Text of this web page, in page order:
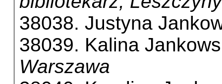
38038. Justyna
38039. Kalina
Warszawa